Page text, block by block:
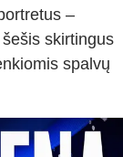
–
skirtingus
spalvų